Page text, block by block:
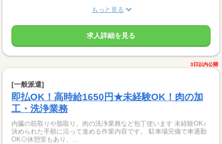
もっと見る
求人詳細を見る
3日以内公開
[一般派遣]
即払OK！高時給1650円★未経験OK！肉の加
工・洗浄業務
内臓の筋取りや脂取り。肉の洗浄業務など包丁使います 未経験OK♪
決められた手順に沿って進める作業内容です。 駐車場完備で車通勤
OK◎休憩室もあり、...